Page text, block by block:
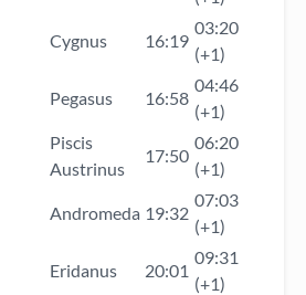
Cygnus 16:19
03:20
(+1)
Pegasus 16:58
04:46
(+1)
Piscis
Austrinus
17:50
06:20
(+1)
Andromeda 19:32
07:03
(+1)
Eridanus 20:01
09:31
(+1)